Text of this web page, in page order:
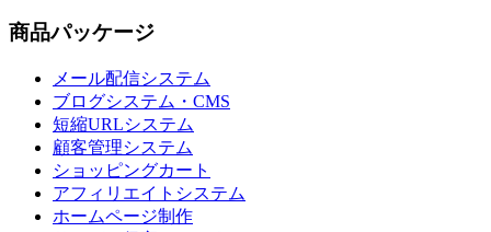
商品パッケージ
メール配信システム
ブログシステム・CMS
短縮URLシステム
顧客管理システム
ショッピングカート
アフィリエイトシステム
ホームページ制作